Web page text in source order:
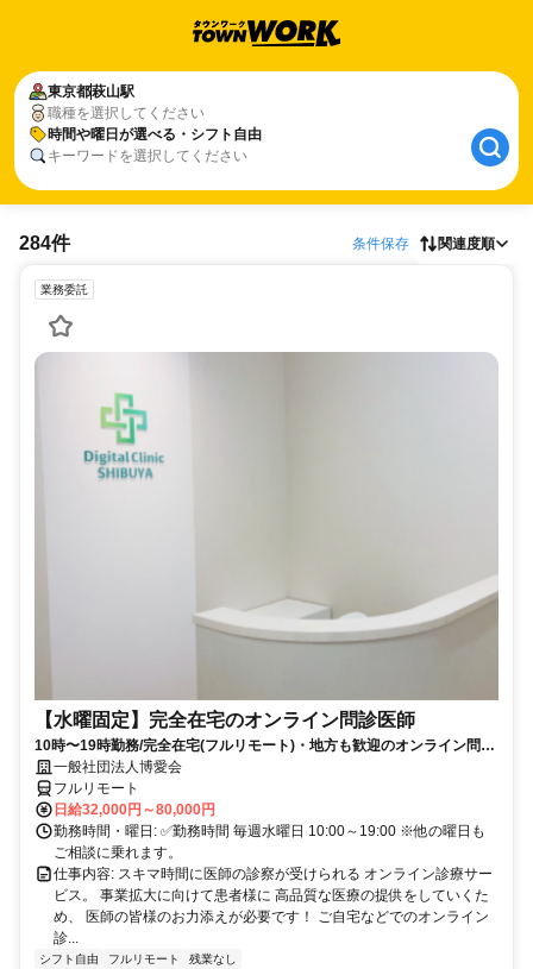
東京都萩山駅
職種を選択してください
時間や曜日が選べる・シフト自由
キーワードを選択してください
284件 条件保存 関連度順
業務委託
【水曜固定】完全在宅のオンライン問診医師
10時〜19時勤務/完全在宅(フルリモート)・地方も歓迎のオンライン問診
業務一般社団法人博愛会
フルリモート
日給32,000円～80,000円
勤務時間・曜日: ✅勤務時間 毎週水曜日 10:00～19:00 ※他の曜日も
ご相談に乗れます。
仕事内容: スキマ時間に医師の診察が受けられる オンライン診療サー
ビス。 事業拡大に向けて患者様に 高品質な医療の提供をしていくた
め、 医師の皆様のお力添えが必要です！ ご自宅などでのオンライン
診...
シフト自由 フルリモート 残業なし